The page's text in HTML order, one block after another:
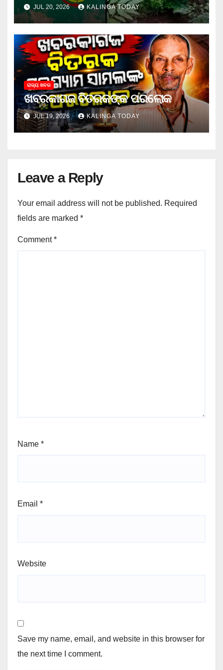
JUL 20, 2026 KALINGA TODAY
ରାଜ୍ୟ ଖବର
ଖବରକାଗଜ ବିତରକଙ୍କ ପରଲୋକ
JUL 19, 2026 KALINGA TODAY
Leave a Reply
Your email address will not be published. Required
fields are marked *
Comment*
Name *
Email *
Website
Save my name, email, and website in this browser for
the next time I comment.